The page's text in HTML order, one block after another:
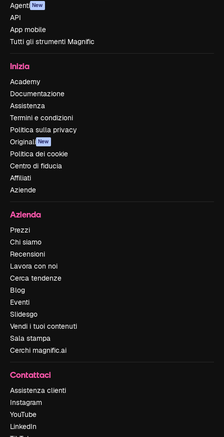
Agenti New
API
App mobile
Tutti gli strumenti Magnific
Inizia
Academy
Documentazione
Assistenza
Termini e condizioni
Politica sulla privacy
Originali New
Politica dei cookie
Centro di fiducia
Affiliati
Aziende
Azienda
Prezzi
Chi siamo
Recensioni
Lavora con noi
Cerca tendenze
Blog
Eventi
Slidesgo
Vendi i tuoi contenuti
Sala stampa
Cerchi magnific.ai
Contattaci
Assistenza clienti
Instagram
YouTube
LinkedIn